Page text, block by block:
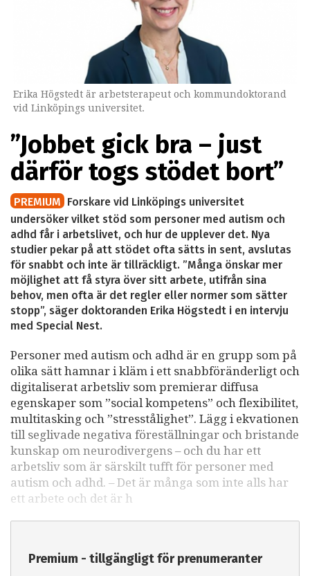
Erika Högstedt är arbetsterapeut och kommundoktorand
vid Linköpings universitet.
”Jobbet gick bra – just
därför togs stödet bort”
PREMIUM Forskare vid Linköpings universitet
undersöker vilket stöd som personer med autism och
adhd får i arbetslivet, och hur de upplever det. Nya
studier pekar på att stödet ofta sätts in sent, avslutas
för snabbt och inte är tillräckligt. ”Många önskar mer
möjlighet att få styra över sitt arbete, utifrån sina
behov, men ofta är det regler eller normer som sätter
stopp”, säger doktoranden Erika Högstedt i en intervju
med Special Nest.
Personer med autism och adhd är en grupp som på
olika sätt hamnar i kläm i ett snabbföränderligt och
digitaliserat arbetsliv som premierar diffusa
egenskaper som ”social kompetens” och flexibilitet,
multitasking och ”stresstålighet”. Lägg i ekvationen
till seglivade negativa föreställningar och bristande
kunskap om neurodivergens – och du har ett
arbetsliv som är särskilt tufft för personer med
autism och adhd. – Det är många som inte alls har
ett arbete och det är h
Premium - tillgängligt för prenumeranter